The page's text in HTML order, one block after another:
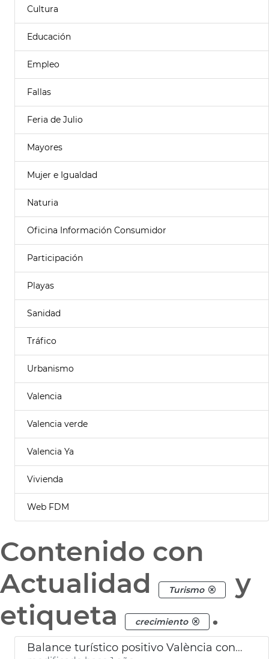
Cultura
Educación
Empleo
Fallas
Feria de Julio
Mayores
Mujer e Igualdad
Naturia
Oficina Información Consumidor
Participación
Playas
Sanidad
Tráfico
Urbanismo
Valencia
Valencia verde
Valencia Ya
Vivienda
Web FDM
Contenido con
Actualidad
Turismo
y
etiqueta
crecimiento .
Balance turístico positivo València con un 10 % más de pernoctaciones en 2024